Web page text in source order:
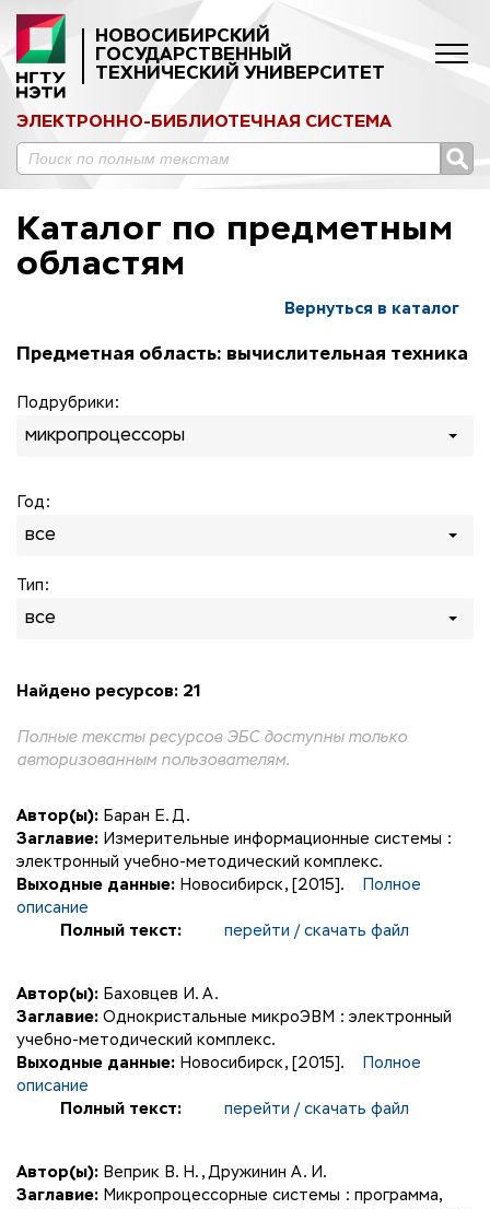
НОВОСИБИРСКИЙ
ГОСУДАРСТВЕННЫЙ
ТЕХНИЧЕСКИЙ УНИВЕРСИТЕТ
ЭЛЕКТРОННО-БИБЛИОТЕЧНАЯ СИСТЕМА
Каталог по предметным
областям
Вернуться в каталог
Предметная область: вычислительная техника
Подрубрики:
микропроцессоры
Год:
все
Тип:
все
Найдено ресурсов: 21
Полные тексты ресурсов ЭБС доступны только
авторизованным пользователям.
Автор(ы): Баран Е. Д.
Заглавие: Измерительные информационные системы :
электронный учебно-методический комплекс.
Выходные данные: Новосибирск, [2015].
Полное
описание
Полный текст:
перейти / скачать файл
Автор(ы): Баховцев И. А.
Заглавие: Однокристальные микроЭВМ : электронный
учебно-методический комплекс.
Выходные данные: Новосибирск, [2015].
Полное
описание
Полный текст:
перейти / скачать файл
Автор(ы): Веприк В. Н. , Дружинин А. И.
Заглавие: Микропроцессорные системы : программа,